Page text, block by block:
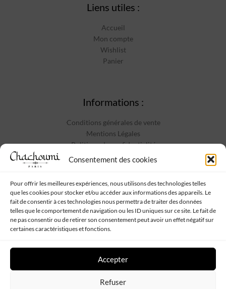
Consentement des cookies
Pour offrir les meilleures expériences, nous utilisons des technologies telles
que les cookies pour stocker et/ou accéder aux informations des appareils. Le
fait de consentir à ces technologies nous permettra de traiter des données
telles que le comportement de navigation ou les ID uniques sur ce site. Le fait de
ne pas consentir ou de retirer son consentement peut avoir un effet négatif sur
certaines caractéristiques et fonctions.
Accepter
Refuser
Liens utiles :
Accueil
Mon compte
Wishlist
Panier
Informations :
Conditions générales de vente
Mentions Légales
Politique de confidentialité
Contact
Suivez-nous :
Chachoumi Tous droits réservés - Propulsé parWeb My Sister-Plan
de site